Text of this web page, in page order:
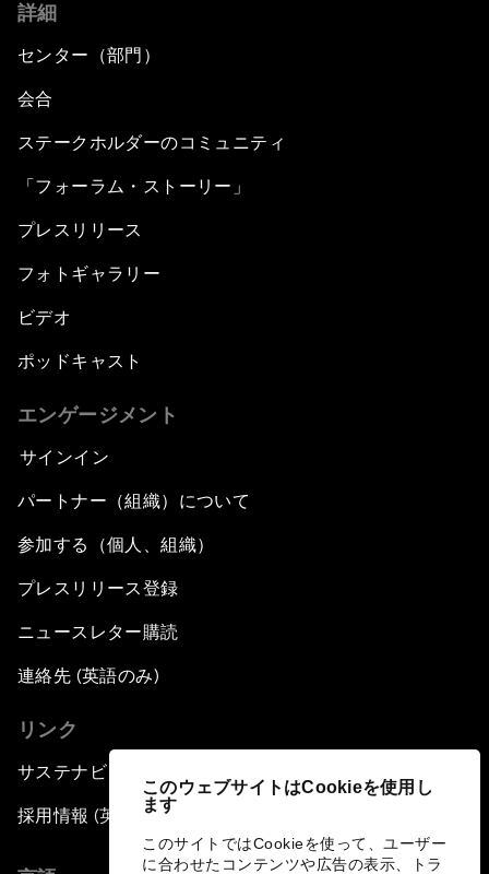
このウェブサイトはCookieを使用し
ます
このサイトではCookieを使って、ユーザー
に合わせたコンテンツや広告の表示、トラ
詳細
センター（部門）
会合
ステークホルダーのコミュニティ
「フォーラム・ストーリー」
プレスリリース
フォトギャラリー
ビデオ
ポッドキャスト
エンゲージメント
サインイン
パートナー（組織）について
参加する（個人、組織）
プレスリリース登録
ニュースレター購読
連絡先 (英語のみ)
リンク
サステナビリティへの取り組み
採用情報 (英語のみ)